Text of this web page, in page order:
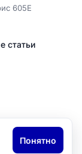
605Е
статьи
Понятно